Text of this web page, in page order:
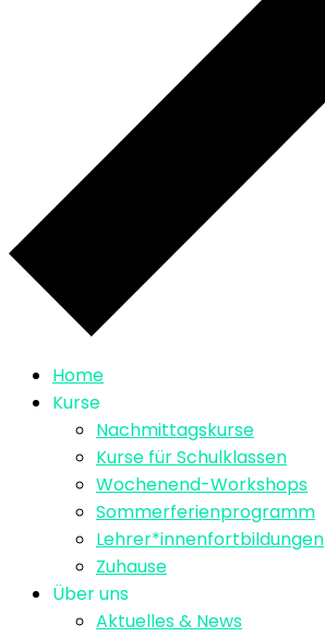
Home
Kurse
Nachmittagskurse
Kurse für Schulklassen
Wochenend-Workshops
Sommerferienprogramm
Lehrer*innenfortbildungen
Zuhause
Über uns
Aktuelles & News